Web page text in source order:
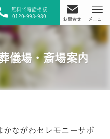
無料で電話相談
0120-993-980
お問合せ メニュー
儀場・斎場案内
ながわセレモニーサポ